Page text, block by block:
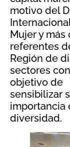
motivo del
Mujer y más
referentes
Región de
sectores
objetivo de
sensibilizar
importancia
diversidad.